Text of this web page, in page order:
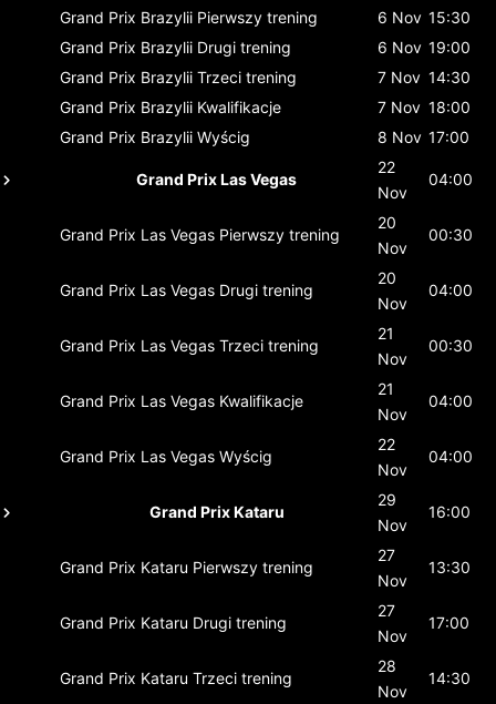
Grand Prix Brazylii Pierwszy trening 6 Nov 15:30
Grand Prix Brazylii Drugi trening 6 Nov 19:00
Grand Prix Brazylii Trzeci trening 7 Nov 14:30
Grand Prix Brazylii Kwalifikacje 7 Nov 18:00
Grand Prix Brazylii Wyścig 8 Nov 17:00
Grand Prix Las Vegas
22
Nov
04:00
Grand Prix Las Vegas Pierwszy trening
20
Nov
00:30
Grand Prix Las Vegas Drugi trening
20
Nov
04:00
Grand Prix Las Vegas Trzeci trening
21
Nov
00:30
Grand Prix Las Vegas Kwalifikacje
21
Nov
04:00
Grand Prix Las Vegas Wyścig
22
Nov
04:00
Grand Prix Kataru
29
Nov
16:00
Grand Prix Kataru Pierwszy trening
27
Nov
13:30
Grand Prix Kataru Drugi trening
27
Nov
17:00
Grand Prix Kataru Trzeci trening
28
Nov
14:30